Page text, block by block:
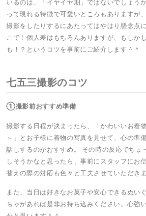
いるのは、「イヤイヤ期」ではないでしょう
って現れる特徴で可愛いところもありますが
撮影をしたりするにあたってはやはり懸念点
こで！個人差はもちろんありますが、もしか
も！？というコツを事前にご紹介します＾＾
七五三撮影のコツ
①撮影前おすすめ準備
撮影する日程が決まったら、「かわいいお着
～」とお子様に着物の写真を見せて、心の準
話しするのがおすすめ。 その時の反応でちょ
しそうかなと思ったら、事前にスタッフにお
替えの際の対応も色々と工夫させていただき
また、当日は好きなお菓子や安心できるぬい
ちゃがあれば是非お持ち込みください。心強